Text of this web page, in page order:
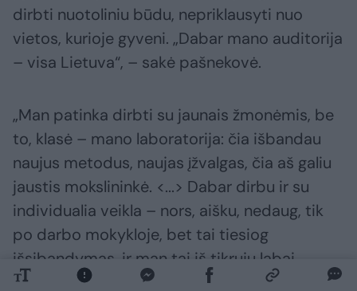
dirbti nuotoliniu būdu, nepriklausyti nuo
vietos, kurioje gyveni. „Dabar mano auditorija
– visa Lietuva“, – sakė pašnekovė.
„Man patinka dirbti su jaunais žmonėmis, be
to, klasė – mano laboratorija: čia išbandau
naujus metodus, naujas įžvalgas, čia aš galiu
jaustis mokslininkė. <...> Dabar dirbu ir su
individualia veikla – nors, aišku, nedaug, tik
po darbo mokykloje, bet tai tiesiog
išsibandymas, ir man tai iš tikrųjų labai
patinka“, – teigė R.Dilienė.